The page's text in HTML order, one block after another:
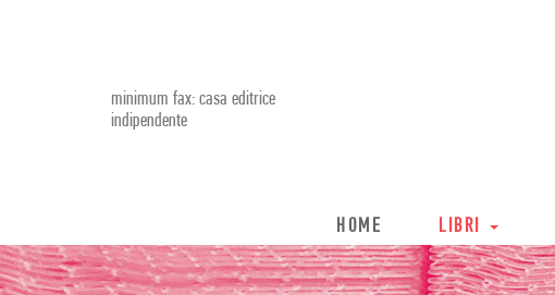
minimum fax: casa editrice
indipendente
HOME LIBRI